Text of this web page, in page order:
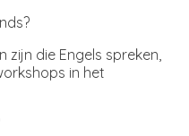
zijn die Engels spreken,
in het